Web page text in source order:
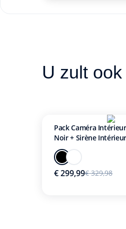
U zult
Pack Caméra
Noir + Sirène
€ 299,99€ 329,98